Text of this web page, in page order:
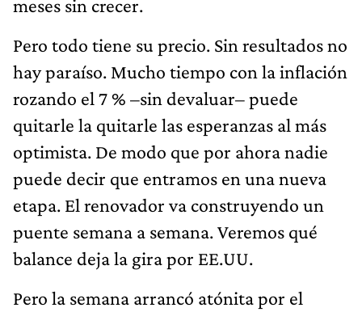
meses sin crecer.
Pero todo tiene su precio. Sin resultados no
hay paraíso. Mucho tiempo con la inflación
rozando el 7 % –sin devaluar– puede
quitarle la quitarle las esperanzas al más
optimista. De modo que por ahora nadie
puede decir que entramos en una nueva
etapa. El renovador va construyendo un
puente semana a semana. Veremos qué
balance deja la gira por EE.UU.
Pero la semana arrancó atónita por el